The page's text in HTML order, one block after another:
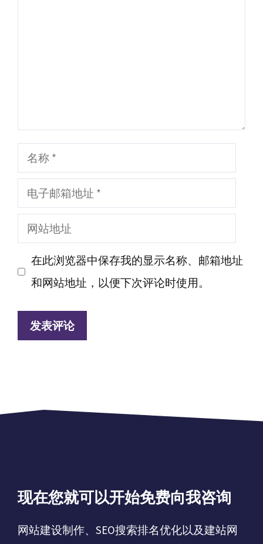
称
电
子
邮
地
网
站
地
在此浏览器中保存我的显示名称、邮箱地址
和网站地址，以便下次评论时使用。
现在您就可以开始免费向我咨询
网站建设制作、SEO搜索排名优化以及建站网